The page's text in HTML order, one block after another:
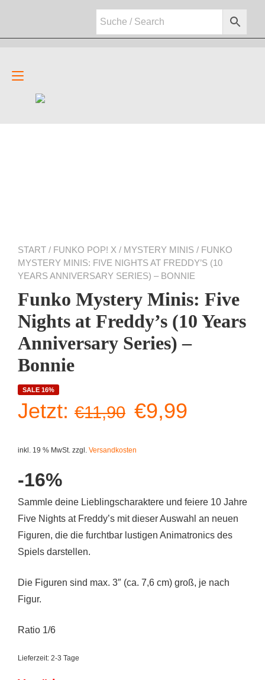
Navigation
umschalten
START / FUNKO POP! X / MYSTERY MINIS / FUNKO
MYSTERY MINIS: FIVE NIGHTS AT FREDDY’S (10
YEARS ANNIVERSARY SERIES) – BONNIE
Funko Mystery Minis: Five
Nights at Freddy’s (10 Years
Anniversary Series) –
Bonnie
SALE 16%
Jetzt: €11,90
Preis
€11,90
€9,99
€9,99.
inkl. 19 % MwSt. zzgl. Versandkosten
-16%
Sammle deine Lieblingscharaktere und feiere 10 Jahre
Five Nights at Freddy’s mit dieser Auswahl an neuen
Figuren, die die furchtbar lustigen Animatronics des
Spiels darstellen.
Die Figuren sind max. 3″ (ca. 7,6 cm) groß, je nach
Figur.
Ratio 1/6
Lieferzeit: 2-3 Tage